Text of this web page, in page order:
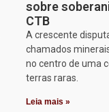
sobre
CTB
A crescente
chamados
no centro de uma
terras raras.
Leia mais »